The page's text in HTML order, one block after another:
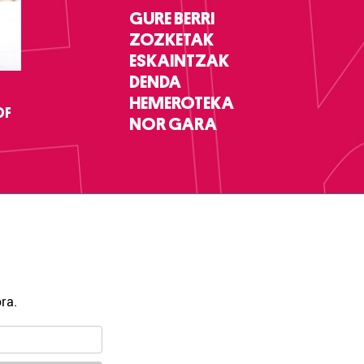
GURE BERRI
ZOZKETAK
ESKAINTZAK
DENDA
HEMEROTEKA
NOR GARA